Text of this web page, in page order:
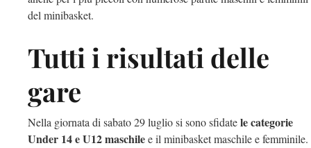
del minibasket.
Tutti i risultati delle
gare
Nella giornata di sabato 29 luglio si sono sfidatele categorie
Under 14 e U12 maschilee il minibasket maschile e femminile.